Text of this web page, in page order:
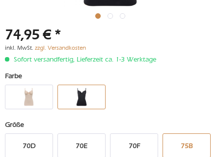
74,95 € *
inkl. MwSt. zzgl. Versandkosten
Sofort versandfertig, Lieferzeit ca. 1-3 Werktage
Farbe
Größe
70D 70E 70F 75B